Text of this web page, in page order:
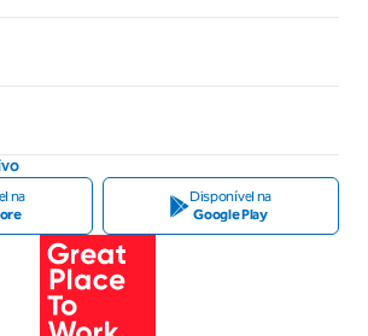
na
Disponível na
Google Play